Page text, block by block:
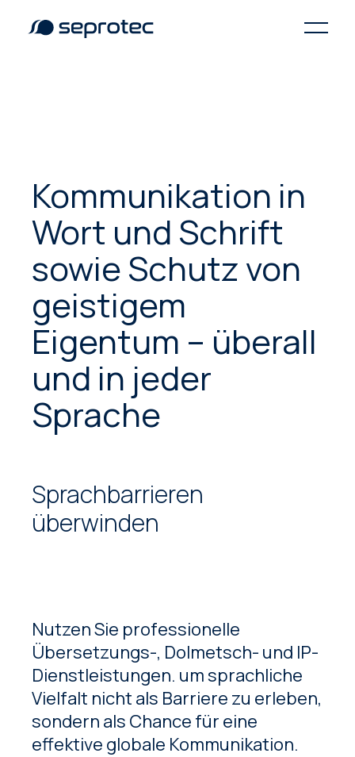
Kommunikation in
Wort und Schrift
sowie Schutz von
geistigem
Eigentum – überall
und in jeder
Sprache
Sprachbarrieren
überwinden
Nutzen Sie professionelle
Übersetzungs-, Dolmetsch- und IP-
Dienstleistungen. um sprachliche
Vielfalt nicht als Barriere zu erleben,
sondern als Chance für eine
effektive globale Kommunikation.